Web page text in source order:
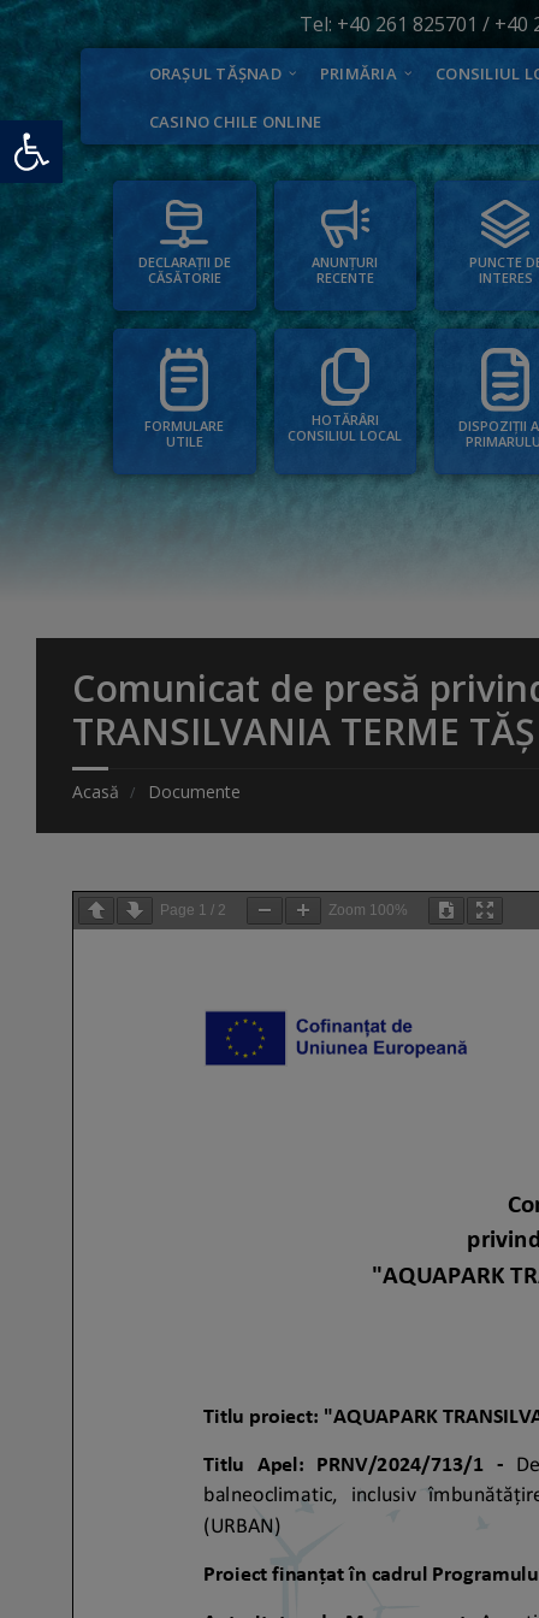
Deschide bara de unelte
Tel: +40 261 825701 / +40
ORAȘUL TĂȘNAD PRIMĂRIA CONSILIUL
CASINO CHILE ONLINE
DECLARAȚII DE
CĂSĂTORIE
ANUNȚURI
RECENTE
PUNCTE
INTERES
FORMULARE
UTILE
HOTĂRÂRI
CONSILIUL LOCAL
DISPOZIȚII
Comunicat de presă
TRANSILVANIA TERME
Acasă Documente
Page 1 / 2 Zoom 100%